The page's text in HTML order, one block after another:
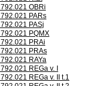
792.021 OBRi
792.021 PARs
792.021 PASj
792.021 PQMX
792.021 PRAi
792.021 PRAs
792.021 RAYa
792.021 REGa v. I
792.021 REGa v. II t.1